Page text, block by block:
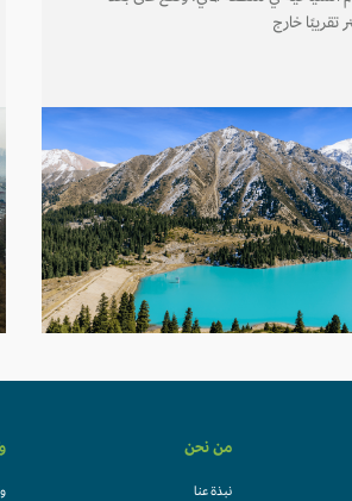
من نحن
نبذة عنا